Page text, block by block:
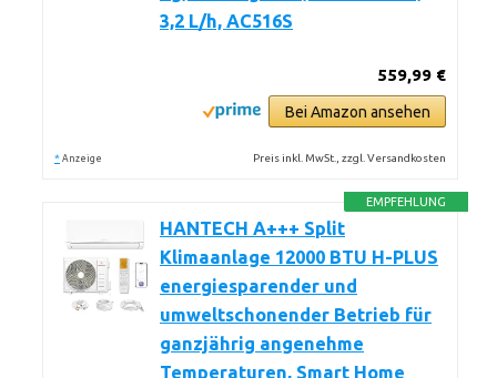
3,2 L/h, AC516S
559,99 €
Bei Amazon ansehen
* Anzeige Preis inkl. MwSt., zzgl. Versandkosten
EMPFEHLUNG
HANTECH A+++ Split
Klimaanlage 12000 BTU H-PLUS
energiesparender und
umweltschonender Betrieb für
ganzjährig angenehme
Temperaturen, Smart Home